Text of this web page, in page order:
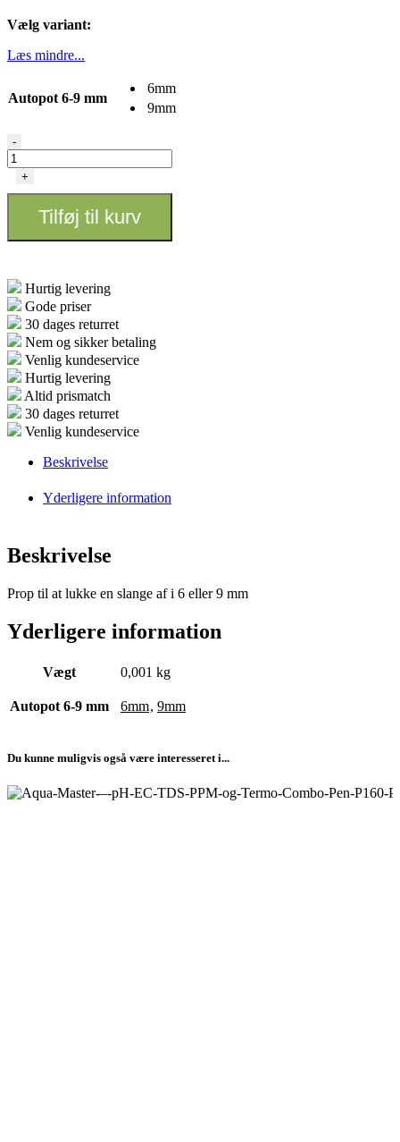
Vælg variant:
Læs mindre...
Autopot 6-9 mm
6mm
9mm
6/9
mm
Ende
-
+
Tilføj til kurv
Hurtig levering
Gode priser
30 dages returret
Nem og sikker betaling
Venlig kundeservice
Hurtig levering
Altid prismatch
30 dages returret
Venlig kundeservice
Beskrivelse
Yderligere information
Beskrivelse
Prop til at lukke en slange af i 6 eller 9 mm
Yderligere information
Vægt 0,001 kg
Autopot 6-9 mm 6mm, 9mm
Du kunne muligvis også være interesseret i...